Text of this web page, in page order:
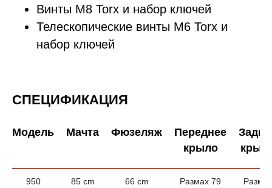
Винты M8 Torx и набор ключей
Телескопические винты M6 Torx и
набор ключей
СПЕЦИФИКАЦИЯ
Модель Мачта Фюзеляж
Переднее
крыло
950 85 cm 66 cm
Размах 79
Размах